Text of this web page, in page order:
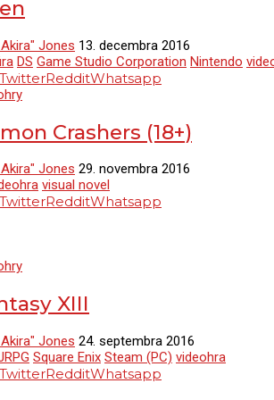
Jones 13. decembra 2016
DS Game Studio Corporation Nintendo
TwitterRedditWhatsapp
Crashers (18+)
Jones 29. novembra 2016
visual novel
TwitterRedditWhatsapp
XIII
Jones 24. septembra 2016
Square Enix Steam (PC) videohra
TwitterRedditWhatsapp